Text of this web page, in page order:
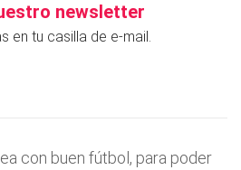
newsletter
en tu casilla de e-mail.
con buen fútbol, para poder